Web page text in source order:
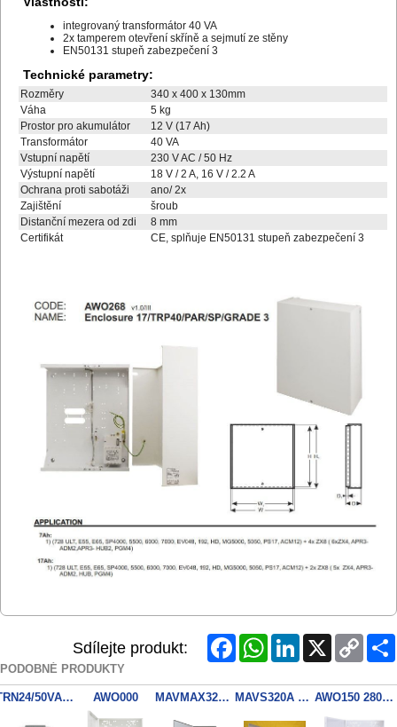
integrovaný transformátor 40 VA
2x tamperem otevření skříně a sejmutí ze stěny
EN50131 stupeň zabezpečení 3
Technické parametry:
Rozměry
340 x 400 x 130mm
Váha
5 kg
Prostor pro akumulátor
12 V (17 Ah)
Transformátor
40 VA
Vstupní napětí
230 V AC / 50 Hz
Výstupní napětí
18 V / 2 A, 16 V / 2.2 A
Ochrana proti sabotáži
ano/ 2x
Zajištění
šroub
Distanční mezera od zdi
8 mm
Certifikát
CE, splňuje EN50131 stupeň zabezpečení 3
Sdílejte produkt: FacebookWhatsAppLinkedIn
Copy
Link
PODOBNÉ PRODUKTY
TRN24/50VA Tr. 24VAC 50VA AWO000 MAVMAX320 BOX 320x395x120 MAVS320A TRN18V/45VA AWO150 280x290x80mm 18/40VA